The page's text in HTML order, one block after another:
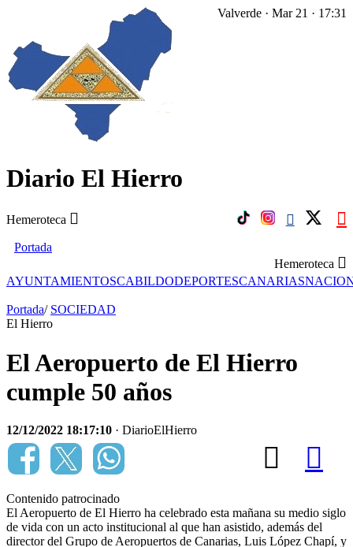
Diario El Hierro
Hemeroteca
Valverde · Mar 21 · 17:31
Portada
Hemeroteca
AYUNTAMIENTOSCABILDODEPORTESCANARIAS
Portada/ SOCIEDAD
El Hierro
El Aeropuerto de El Hierro
cumple 50 años
12/12/2022 18:17:10 · DiarioElHierro
Contenido patrocinado
El Aeropuerto de El Hierro ha celebrado esta mañana su medio siglo
de vida con un acto institucional al que han asistido, además del
director del Grupo de Aeropuertos de Canarias, Luis López Chapí, y